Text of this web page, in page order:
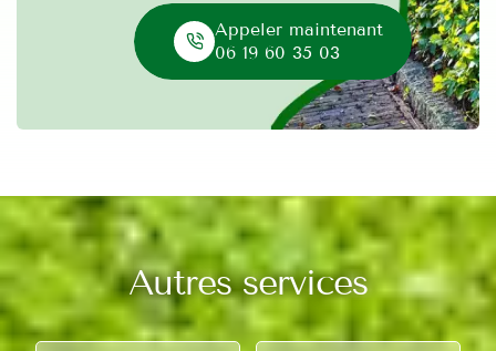
Appeler maintenant
06 19 60 35 03
Autres services